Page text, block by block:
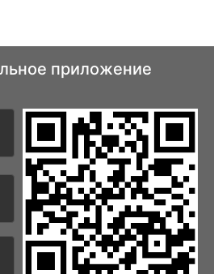
приложение